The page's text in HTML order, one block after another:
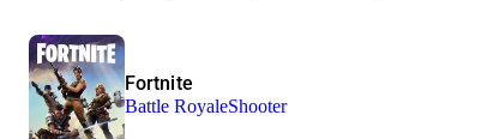
Fortnite
Battle RoyaleShooter